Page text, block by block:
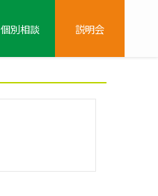
個別相談
説明会